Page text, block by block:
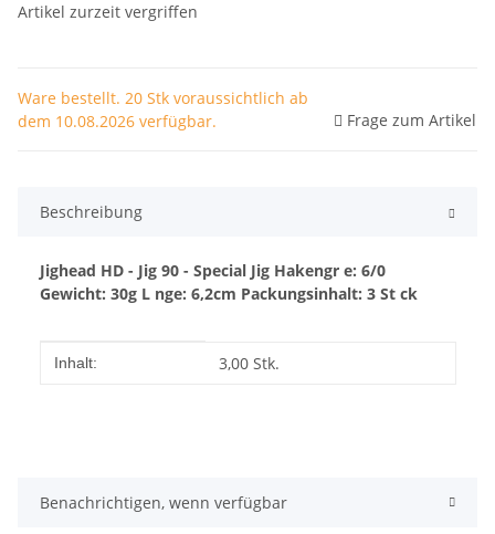
Artikel zurzeit vergriffen
Ware bestellt. 20 Stk voraussichtlich ab
dem 10.08.2026 verfügbar.
Frage zum Artikel
Beschreibung
Jighead HD - Jig 90 - Special Jig Hakengr e: 6/0
Gewicht: 30g L nge: 6,2cm Packungsinhalt: 3 St ck
Produkteigenschaft
Wert
Inhalt: 3,00 Stk.
Benachrichtigen, wenn verfügbar